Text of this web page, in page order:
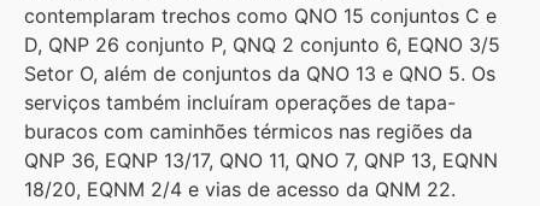
contemplaram trechos como QNO 15 conjuntos C e
D, QNP 26 conjunto P, QNQ 2 conjunto 6, EQNO 3/5
Setor O, além de conjuntos da QNO 13 e QNO 5. Os
serviços também incluíram operações de tapa-
buracos com caminhões térmicos nas regiões da
QNP 36, EQNP 13/17, QNO 11, QNO 7, QNP 13, EQNN
18/20, EQNM 2/4 e vias de acesso da QNM 22.